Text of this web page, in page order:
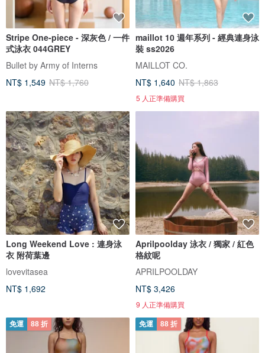
Stripe One-piece - 深灰色 / 一件
式泳衣 044GREY
Bullet by Army of Interns
NT$ 1,549 NT$ 1,760
maillot 10 週年系列 - 經典連身泳
裝 ss2026
MAILLOT CO.
NT$ 1,640 NT$ 1,863
5 人正準備購買
Long Weekend Love : 連身泳
衣 附荷葉邊
lovevitasea
NT$ 1,692
Aprilpoolday 泳衣 / 獨家 / 紅色
格紋呢
APRILPOOLDAY
NT$ 3,426
9 人正準備購買
免運 88 折 免運 88 折